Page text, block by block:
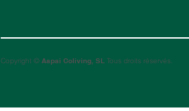
Copyright © Aspai Coliving, SL Tous droits réservés.